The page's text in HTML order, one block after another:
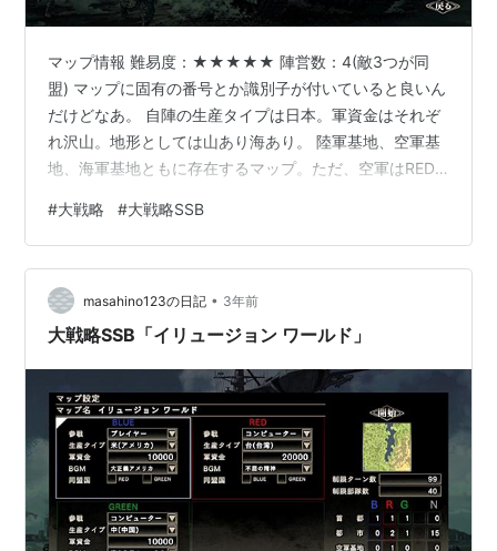
マップ情報 難易度：★★★★★ 陣営数：4(敵3つが同
盟) マップに固有の番号とか識別子が付いていると良いん
だけどなあ。 自陣の生産タイプは日本。軍資金はそれぞ
れ沢山。地形としては山あり海あり。 陸軍基地、空軍基
地、海軍基地ともに存在するマップ。ただ、空軍はRED
繋がっている方向としては、そこから右に攻めていく
と、YELLOWがいるので、そこを攻めていく。やっかい
なのが、REDの空軍で、マップの各所の島に空軍基地が
点在しており、そこから飛んでくるのだが、どこから来
るのか、最初は読めないので、気が抜けない。海軍基地
#大戦略 #大戦略SSB
masahino123の日記 • 3年前
大戦略SSB「イリュージョン ワールド」